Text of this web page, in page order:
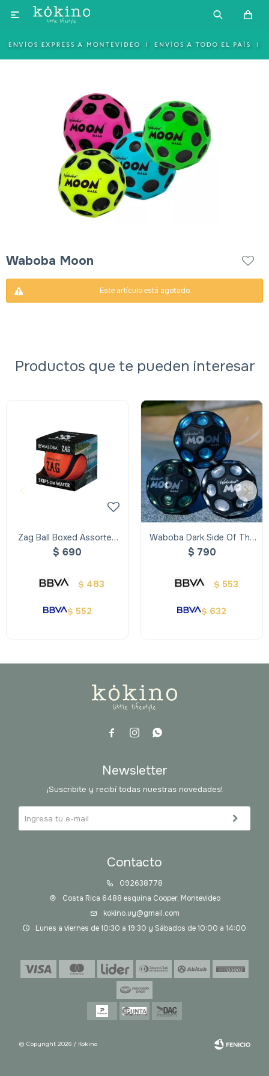

Waboba Moon
Este artículo está agotado.
Productos que te pueden interesar
Zag Ball Boxed Assorted
Color
$ 690
$ 483
$ 552
Waboba Dark Side Of The
Moon Ball
$ 790
$ 553
$ 632
  
Contacto
092638778
Costa Rica 6488 esquina Cooper, Montevideo
kokino.uy@gmail.com
Lunes a viernes de 10:30 a 19:30 y Sábados de 10:00 a 14:00
Newsletter
¡Suscribite y recibí todas nuestras novedades!
© Copyright 2026 / Kokino